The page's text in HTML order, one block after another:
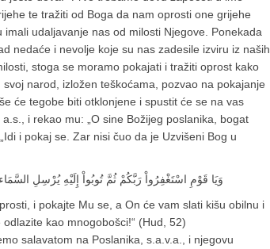
te tražiti od Boga da nam oprosti one grijehe
udaljavanje nas od milosti Njegove. Ponekada
nedaće i nevolje koje su nas zadesile izviru iz naših
stoga se moramo pokajati i tražiti oprost kako
narod, izložen teškoćama, pozvao na pokajanje
će tegobe biti otklonjene i spustit će se na vas
i rekao mu: „O sine Božijeg poslanika, bogat
i pokaj se. Zar nisi čuo da je Uzvišeni Bog u
وَيَا قَوْمِ اسْتَغْفِرُواْ رَبَّكُمْ ثُمَّ تُوبُواْ إِلَيْهِ يُرْسِلِ
i pokajte Mu se, a On će vam slati kišu obilnu i
kao mnogobošci!“ (Hud, 52)
salavatom na Poslanika, s.a.v.a., i njegovu